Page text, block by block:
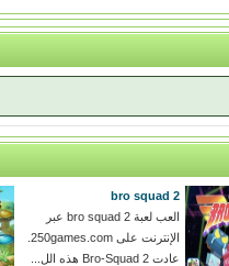
bro squad 2
العب لعبة bro squad 2 عبر
عادت Bro-Squad 2 هذه الل...